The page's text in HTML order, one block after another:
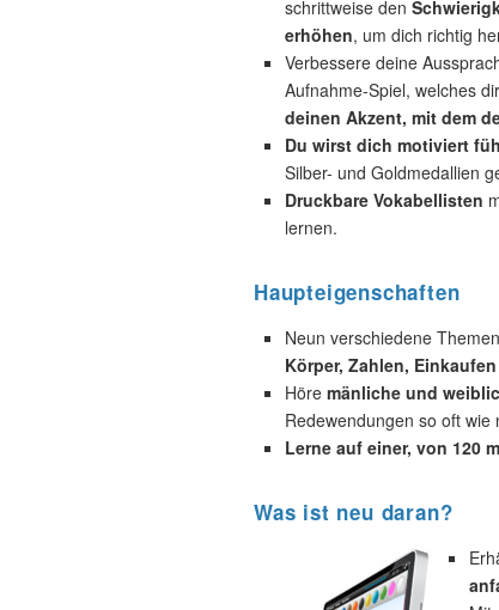
schrittweise den
erhöhen, um dich richtig
Verbessere deine
Aufnahme-Spiel, welches
deinen Akzent, mit dem
Du wirst dich motiviert
Silber- und Goldmedallien
Druckbare Vokabellisten
lernen.
Haupteigenschaften
Neun verschiedene Themen
Körper, Zahlen,
Höre mänliche und
Redewendungen so oft wie
Lerne auf einer, von 120
Was ist neu daran?